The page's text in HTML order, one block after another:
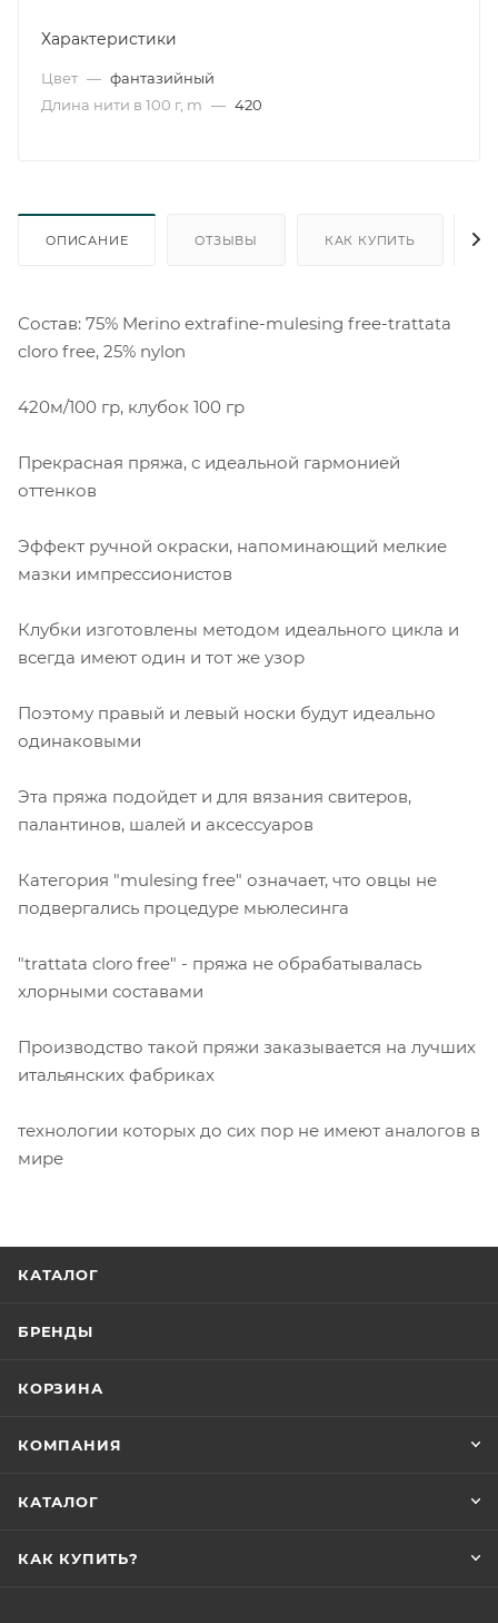
Характеристики
Цвет — фантазийный
Длина нити в 100 г, m — 420
ОПИСАНИЕ ОТЗЫВЫ КАК КУПИТЬ
Состав: 75% Merino extrafine-mulesing free-trattata
cloro free, 25% nylon
420м/100 гр, клубок 100 гр
Прекрасная пряжа, с идеальной гармонией
оттенков
Эффект ручной окраски, напоминающий мелкие
мазки импрессионистов
Клубки изготовлены методом идеального цикла и
всегда имеют один и тот же узор
Поэтому правый и левый носки будут идеально
одинаковыми
Эта пряжа подойдет и для вязания свитеров,
палантинов, шалей и аксессуаров
Категория "mulesing free" означает, что овцы не
подвергались процедуре мьюлесинга
"trattata cloro free" - пряжа не обрабатывалась
хлорными составами
Производство такой пряжи заказывается на лучших
итальянских фабриках
технологии которых до сих пор не имеют аналогов в
мире
КАТАЛОГ
БРЕНДЫ
КОРЗИНА
КОМПАНИЯ
КАТАЛОГ
КАК КУПИТЬ?